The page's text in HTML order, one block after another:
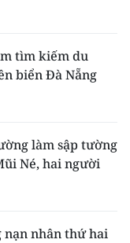
tìm kiếm du
biển Đà Nẵng
làm sập tường
Né, hai người
nạn nhân thứ hai